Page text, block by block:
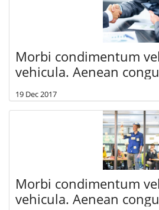
Morbi condimentum
vehicula. Aenean
19 Dec 2017
Morbi condimentum
vehicula. Aenean